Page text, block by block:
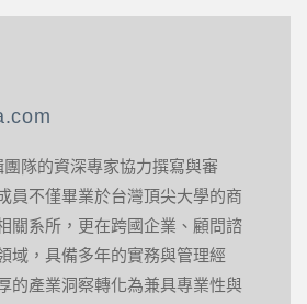
隊的資深專家協力撰寫與審
員不僅畢業於台灣頂尖大學的商
關系所，更在跨國企業、顧問諮
域，具備多年的實務與管理經
的產業洞察轉化為兼具專業性與